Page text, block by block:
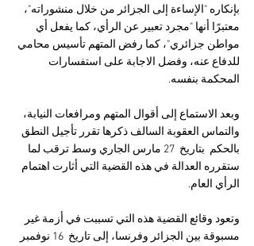
بإنكاره "الإساءة إلى الجزائر من خلال منشوراته"،
معتبرًا أنها "مجرد تعبير عن الرأي، كما يفعل أي
مواطن جزائري"، كما رفض المتهم تأسيس محامي
للدفاع عنه، وفضل الاجابة على استفسارات
المحكمة بنفسه.
وبعد الاستماع إلى أقوال المتهم ومرافعات النيابة،
والتماس العقوبة السالف ذكرها تقرر تأجيل النطق
بالحكم  بتاريخ  27 مارس الجاري وسط ترقب لما
ستقرره العدالة في هذه القضية التي أثارت اهتمام
الرأي العام.
وتعود وقائع القضية هذه التي تسببت في أزمة غير
مسبوقة بين الجزائر وفرنسا، إلى تاريخ  16 نوفمبر